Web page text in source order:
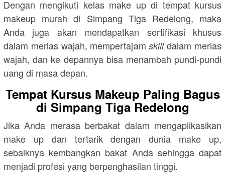
Dengan mengikuti kelas make up di tempat kursus
makeup murah di Simpang Tiga Redelong, maka
Anda juga akan mendapatkan sertifikasi khusus
dalam merias wajah, mempertajamskilldalam merias
wajah, dan ke depannya bisa menambah pundi-pundi
uang di masa depan.
Tempat Kursus Makeup Paling Bagus
di Simpang Tiga Redelong
Jika Anda merasa berbakat dalam mengaplikasikan
make up dan tertarik dengan dunia make up,
sebaiknya kembangkan bakat Anda sehingga dapat
menjadi profesi yang berpenghasilan tinggi.